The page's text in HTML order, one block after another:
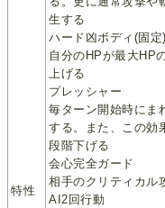
特性
生する
ハード凶ボディ(固定)
自分のHPが最大HP
上げる
プレッシャー
毎ターン開始時にま
する。また、この効
段階下げる
会心完全ガード
相手のクリティカル
AI2回行動